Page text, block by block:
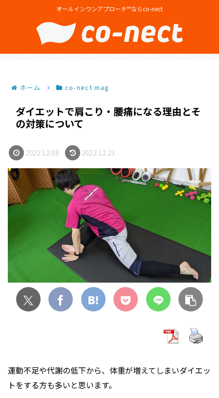
オールインワンアプローチ™ならco-nect
ホーム co-nect mag
ダイエットで肩こり・腰痛になる理由とそ
の対策について
2022.12.08 2022.12.23
運動不足や代謝の低下から、体重が増えてしまいダイエッ
トをする方も多いと思います。